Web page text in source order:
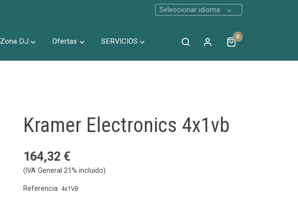
Seleccionar idioma
Zona DJ Ofertas SERVICIOS
0
Kramer Electronics 4x1vb
164,32 €
(IVA General 21% incluido)
Referencia:4x1VB